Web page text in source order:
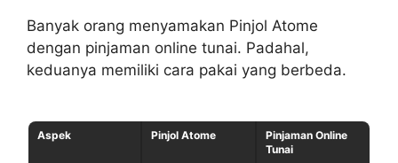
Banyak orang menyamakan Pinjol Atome
dengan pinjaman online tunai. Padahal,
keduanya memiliki cara pakai yang berbeda.
Aspek Pinjol Atome
Pinjaman Online
Tunai